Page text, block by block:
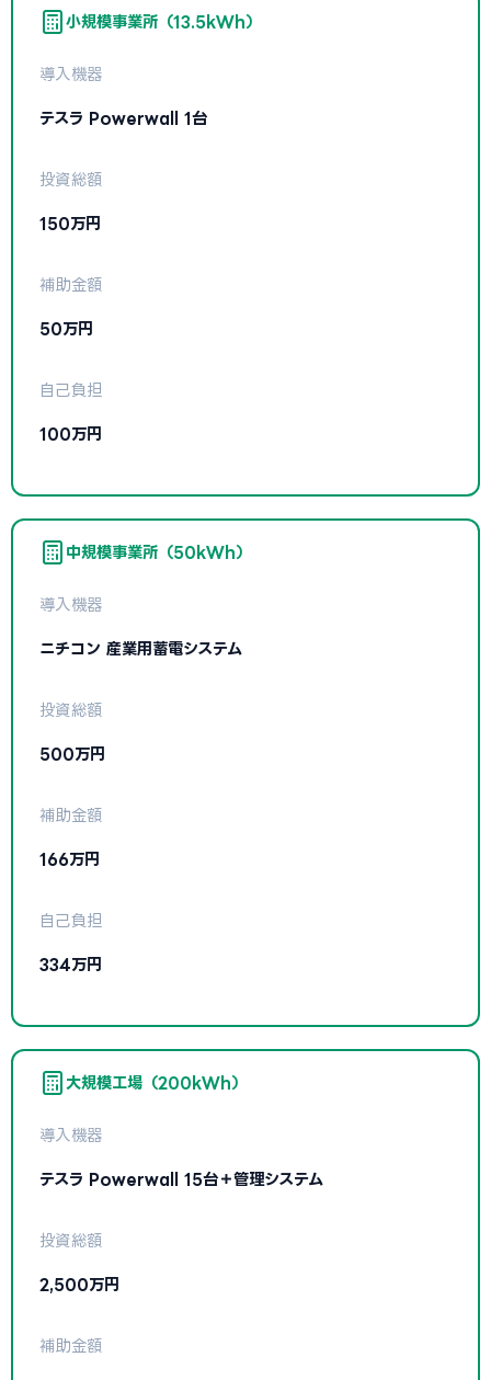
小規模事業所（13.5kWh）
導入機器
テスラ Powerwall 1台
投資総額
150万円
補助金額
50万円
自己負担
100万円
中規模事業所（50kWh）
導入機器
ニチコン 産業用蓄電システム
投資総額
500万円
補助金額
166万円
自己負担
334万円
大規模工場（200kWh）
導入機器
テスラ Powerwall 15台＋管理システム
投資総額
2,500万円
補助金額